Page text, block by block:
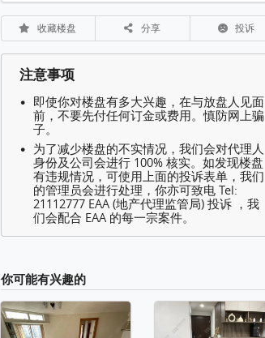
收藏楼盘 分享 投诉
注意事项
即使你对楼盘有多大兴趣，在与放盘人见面
前，不要先付任何订金或费用。慎防网上骗
子。
为了减少楼盘的不实情况，我们会对代理人
身份及公司会进行 100% 核实。如发现楼盘
有违规情况，可使用上面的投诉表单，我们
的管理员会进行处理，你亦可致电 Tel:
21112777 EAA (地产代理监管局) 投诉 ，我
们会配合 EAA 的每一宗案件。
你可能有兴趣的